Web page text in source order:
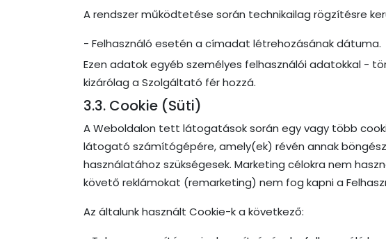
A rendszer működtetése során technikailag rögzítésre
- Felhasználó esetén a címadat létrehozásának dátuma.
Ezen adatok egyéb személyes felhasználói adatokkal -
kizárólag a Szolgáltató fér hozzá.
3.3. Cookie (Süti)
A Weboldalon tett látogatások során egy vagy több
látogató számítógépére, amely(ek) révén annak
használatához szükségesek. Marketing célokra nem
követő reklámokat (remarketing) nem fog kapni a
Az általunk használt Cookie-k a következő: